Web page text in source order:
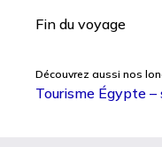
Fin du voyage
Découvrez aussi nos
Tourisme Égypte